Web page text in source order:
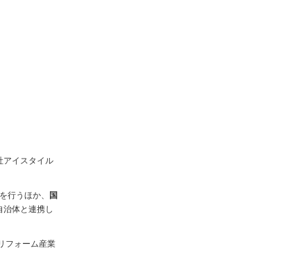
アイスタイル
行うほか、
国
治体と連携し
フォーム産業